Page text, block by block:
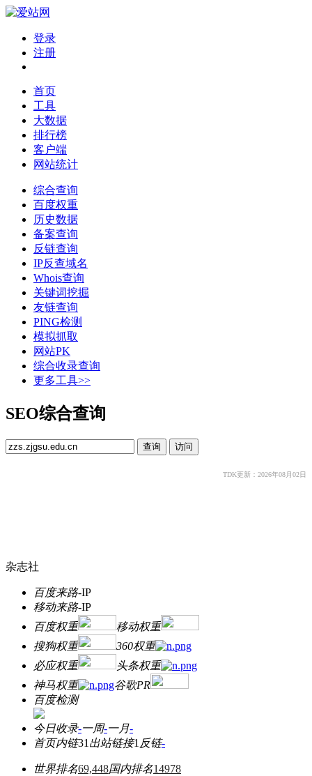
登录
注册
首页
工具
大数据
排行榜
客户端
网站统计
综合查询
百度权重
历史数据
备案查询
反链查询
IP反查域名
Whois查询
关键词挖掘
友链查询
PING检测
模拟抓取
网站PK
综合收录查询
更多工具>>
SEO综合查询
TDK更新：2026年08月02日
杂志社
百度来路-IP
移动来路-IP
百度权重
移动权重
搜狗权重
360权重
必应权重
头条权重
神马权重
谷歌PR
百度检测
今日收录-一周-一月-
首页内链31 出站链接1 反链-
世界排名69,448国内排名14978